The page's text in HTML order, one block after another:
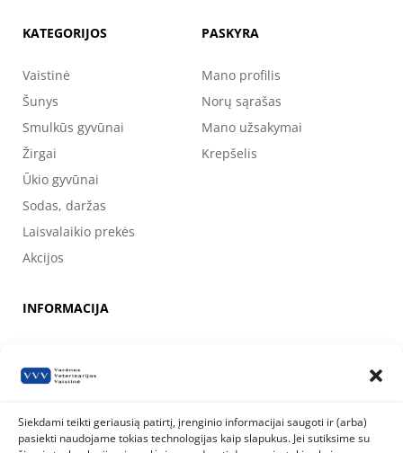
Siekdami teikti geriausią patirtį, įrenginio informacijai saugoti ir (arba)
pasiekti naudojame tokias technologijas kaip slapukus. Jei sutiksime su
KATEGORIJOS
Vaistinė
Šunys
Smulkūs gyvūnai
Žirgai
Ūkio gyvūnai
Sodas, daržas
Laisvalaikio prekės
Akcijos
PASKYRA
Mano profilis
Norų sąrašas
Mano užsakymai
Krepšelis
INFORMACIJA
Kontaktai
Valstybinė maisto ir veterinarijos tarnyba